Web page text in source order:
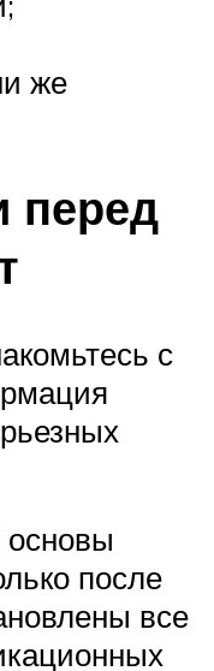
же
перед
с
основы
после
все